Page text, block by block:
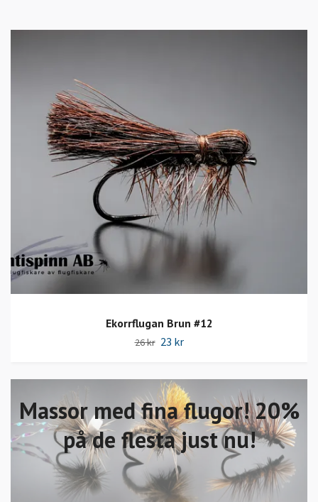
Massor med fina flugor! 20%
på de flesta just nu!
Ekorrflugan Brun #12
26 kr 23 kr